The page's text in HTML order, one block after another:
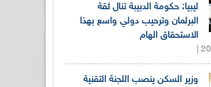
ليبيا: حكومة الدبيبة تنال ثقة
البرلمان وترحيب دولي واسع بهذا
الاستحقاق الهام
وزير السكن ينصب اللجنة التقنية